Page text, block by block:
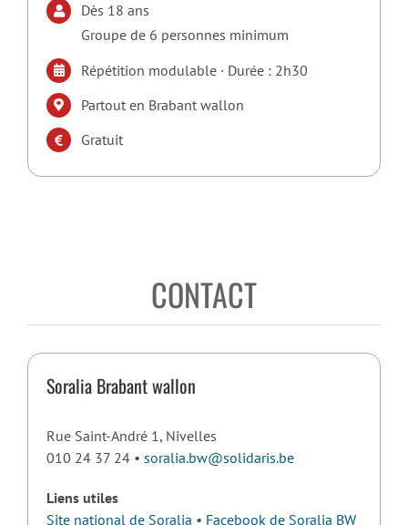
Dès 18 ans
Groupe de 6 personnes minimum
Répétition modulable · Durée : 2h30
Partout en Brabant wallon
Gratuit
CONTACT
Soralia Brabant wallon
Rue Saint-André 1, Nivelles
010 24 37 24 • soralia.bw@solidaris.be
Liens utiles
Site national de Soralia • Facebook de Soralia BW